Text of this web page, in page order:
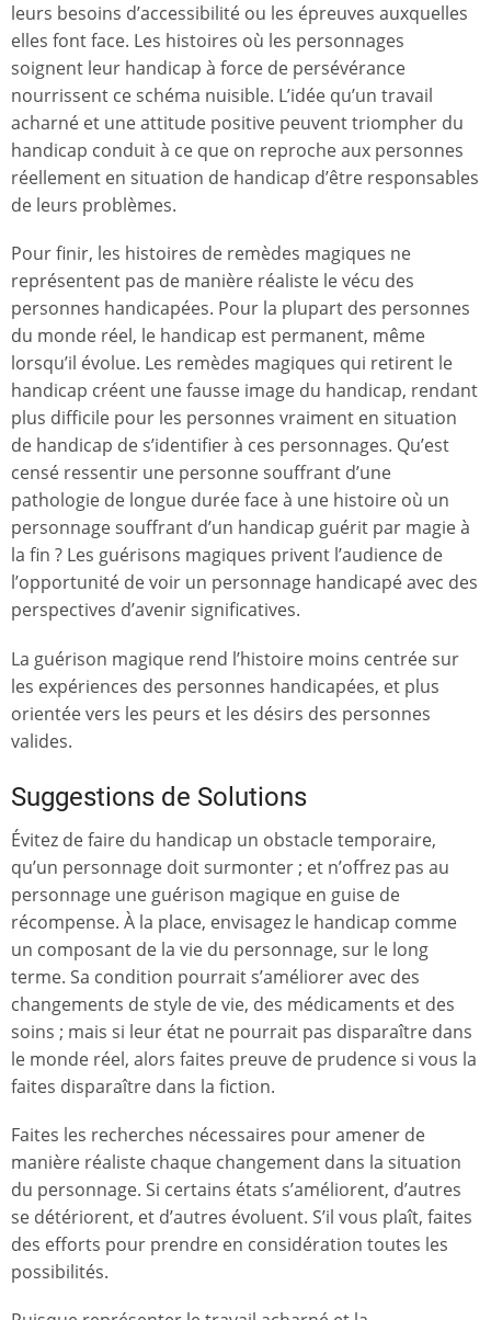
leurs besoins d’accessibilité ou les épreuves auxquelles
elles font face. Les histoires où les personnages
soignent leur handicap à force de persévérance
nourrissent ce schéma nuisible. L’idée qu’un travail
acharné et une attitude positive peuvent triompher du
handicap conduit à ce que on reproche aux personnes
réellement en situation de handicap d’être responsables
de leurs problèmes.
Pour finir, les histoires de remèdes magiques ne
représentent pas de manière réaliste le vécu des
personnes handicapées. Pour la plupart des personnes
du monde réel, le handicap est permanent, même
lorsqu’il évolue. Les remèdes magiques qui retirent le
handicap créent une fausse image du handicap, rendant
plus difficile pour les personnes vraiment en situation
de handicap de s’identifier à ces personnages. Qu’est
censé ressentir une personne souffrant d’une
pathologie de longue durée face à une histoire où un
personnage souffrant d’un handicap guérit par magie à
la fin ? Les guérisons magiques privent l’audience de
l’opportunité de voir un personnage handicapé avec des
perspectives d’avenir significatives.
La guérison magique rend l’histoire moins centrée sur
les expériences des personnes handicapées, et plus
orientée vers les peurs et les désirs des personnes
valides.
Suggestions de Solutions
Évitez de faire du handicap un obstacle temporaire,
qu’un personnage doit surmonter ; et n’offrez pas au
personnage une guérison magique en guise de
récompense. À la place, envisagez le handicap comme
un composant de la vie du personnage, sur le long
terme. Sa condition pourrait s’améliorer avec des
changements de style de vie, des médicaments et des
soins ; mais si leur état ne pourrait pas disparaître dans
le monde réel, alors faites preuve de prudence si vous la
faites disparaître dans la fiction.
Faites les recherches nécessaires pour amener de
manière réaliste chaque changement dans la situation
du personnage. Si certains états s’améliorent, d’autres
se détériorent, et d’autres évoluent. S’il vous plaît, faites
des efforts pour prendre en considération toutes les
possibilités.